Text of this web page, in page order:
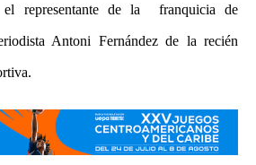
representante de la franquicia de
Antoni Fernández de la recién